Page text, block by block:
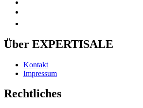
Über EXPERTISALE
Kontakt
Impressum
Rechtliches